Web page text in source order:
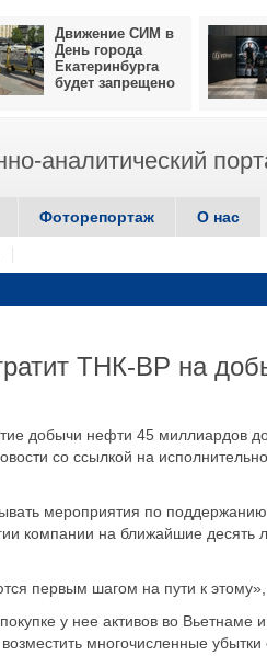
Движение СИМ в
День города
Екатеринбурга
будет запрещено
аналитический
Фоторепортаж О нас
ТНК-ВР на
добычи нефти 45 миллиардов
со ссылкой на
мероприятия по
компании на ближайшие десять
первым шагом на пути к
у нее активов во Вьетнаме
многочисленные